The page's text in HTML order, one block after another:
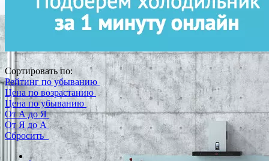
Сортировать по:
Рейтинг по убыванию
Цена по возрастанию
Цена по убыванию
От А до Я
От Я до А
Сбросить